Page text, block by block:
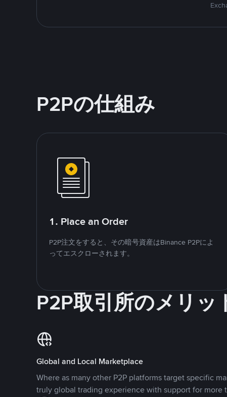
P2Pの仕組み
1. Place an Order
P2P注文をすると、その暗号資産はBinance P2Pによ
ってエスクローされます。
P2P取引所のメリッ
Global and Local Marketplace
Where as many other P2P platforms target specific
truly global trading experience with support for more